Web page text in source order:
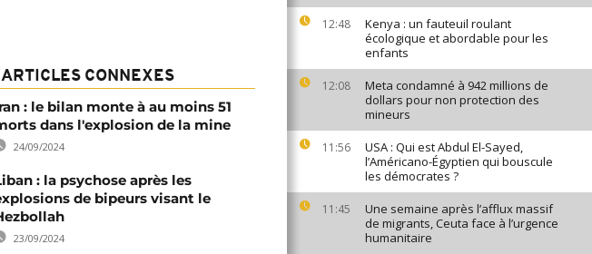
12:48
Kenya : un fauteuil roulant
écologique et abordable pour les
enfants
12:08
Meta condamné à 942 millions de
dollars pour non protection des
mineurs
11:56
USA : Qui est Abdul El-Sayed,
l’Américano-Égyptien qui bouscule
les démocrates ?
11:45
Une semaine après l’afflux massif
de migrants, Ceuta face à l’urgence
humanitaire
ARTICLES CONNEXES
: le bilan monte à au moins 51
dans l'explosion de la mine
24/09/2024
: la psychose après les
de bipeurs visant le
23/09/2024